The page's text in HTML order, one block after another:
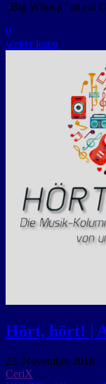
„Big Whoop“ ist ein
0
weiter lesen
Hört, hört! |
23. November 2018
CeriX